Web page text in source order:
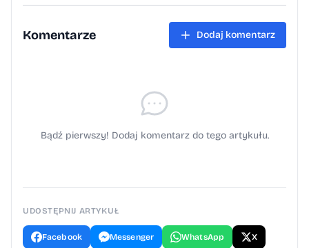
Komentarze Dodaj komentarz
Bądź pierwszy! Dodaj komentarz do tego artykułu.
UDOSTĘPNIJ ARTYKUŁ
Facebook Messenger WhatsApp X